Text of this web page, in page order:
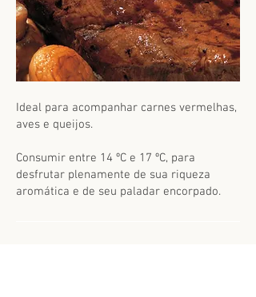
Ideal para acompanhar carnes vermelhas,
aves e queijos.
Consumir entre 14 ºC e 17 ºC, para
desfrutar plenamente de sua riqueza
aromática e de seu paladar encorpado.